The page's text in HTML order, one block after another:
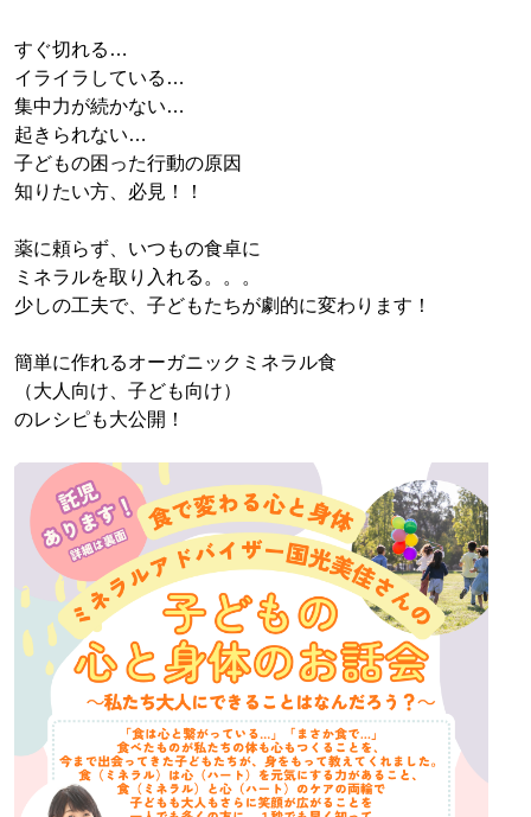
すぐ切れる…
イライラしている…
集中力が続かない…
起きられない…
子どもの困った行動の原因
知りたい方、必見！！
薬に頼らず、いつもの食卓に
ミネラルを取り入れる。。。
少しの工夫で、子どもたちが劇的に変わります！
簡単に作れるオーガニックミネラル食
（大人向け、子ども向け）
のレシピも大公開！